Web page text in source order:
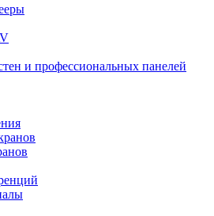
и профессиональных панелей